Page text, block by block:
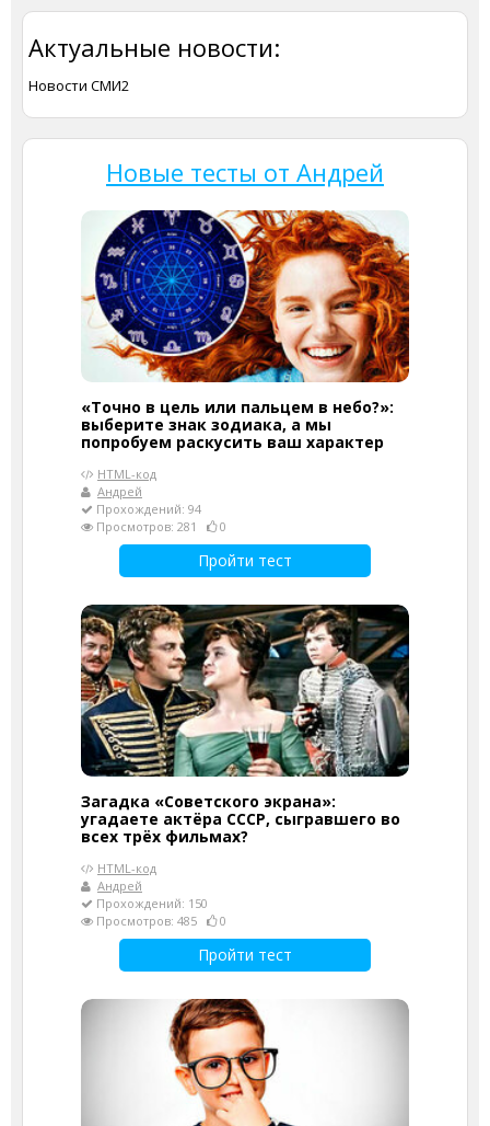
Актуальные новости:
Новости СМИ2
Новые тесты от Андрей
«Точно в цель или пальцем в небо?»:
выберите знак зодиака, а мы
попробуем раскусить ваш характер
HTML-код
Андрей
Прохождений: 94
Просмотров: 281
0
Пройти тест
Загадка «Советского экрана»:
угадаете актёра СССР, сыгравшего во
всех трёх фильмах?
HTML-код
Андрей
Прохождений: 150
Просмотров: 485
0
Пройти тест